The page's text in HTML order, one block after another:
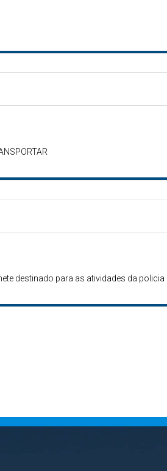
destinado para as atividades da policia